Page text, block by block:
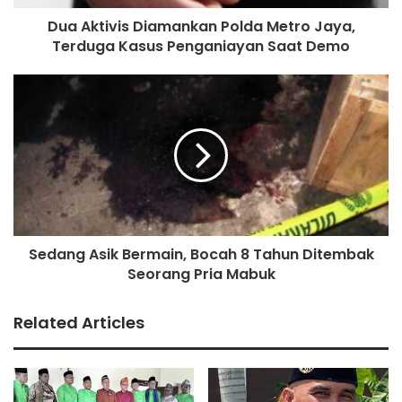
sumber:Mediaema.com
Dua Aktivis Diamankan Polda Metro Jaya,
Terduga Kasus Penganiayan Saat Demo
Sedang Asik Bermain, Bocah 8 Tahun Ditembak
Seorang Pria Mabuk
Related Articles